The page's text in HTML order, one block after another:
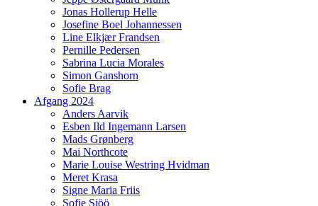
Jonas Hollerup Helle
Josefine Boel Johannessen
Line Elkjær Frandsen
Pernille Pedersen
Sabrina Lucia Morales
Simon Ganshorn
Sofie Brag
Afgang 2024
Anders Aarvik
Esben Ild Ingemann Larsen
Mads Grønberg
Mai Northcote
Marie Louise Westring Hvidman
Meret Krasa
Signe Maria Friis
Sofie Sjöö